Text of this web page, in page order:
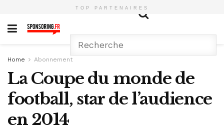
TOP PARTENAIRES
Home Abonnement
La Coupe du monde de
football, star de l’audience
en 2014